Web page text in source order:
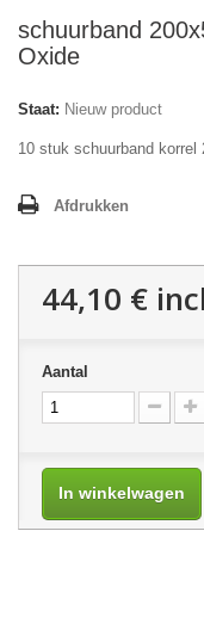
schuurband
Oxide
Staat: Nieuw product
10 stuk schuurband korrel
Afdrukken
44,10 €
Aantal
In winkelwagen